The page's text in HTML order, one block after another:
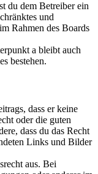
du dem Betreiber ein
und
Rahmen des Boards
a bleibt auch
bestehen.
dass er keine
oder die guten
dass du das Recht
Links und Bilder
aus. Bei